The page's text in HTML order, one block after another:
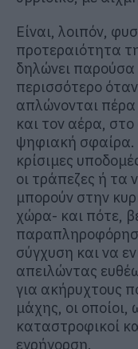
Είναι, λοιπόν,
προτεραιότητα
δηλώνει
περισσότερο
απλώνονται
και τον αέρα,
ψηφιακή σφαίρα.
κρίσιμες
οι τράπεζες ή τα
μπορούν στην
χώρα- και πότε,
σύγχυση και να
απειλώντας
για ακήρυχτους
μάχης, οι οποίοι,
καταστροφικοί
εγρήγορση.